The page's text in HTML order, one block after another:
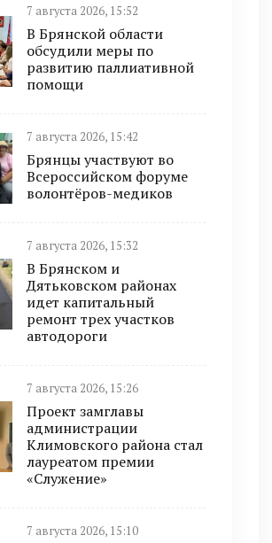
7 августа 2026, 15:52
В Брянской области
обсудили меры по
развитию паллиативной
помощи
7 августа 2026, 15:42
Брянцы участвуют во
Всероссийском форуме
волонтёров-медиков
7 августа 2026, 15:32
В Брянском и
Дятьковском районах
идет капитальный
ремонт трех участков
автодороги
7 августа 2026, 15:26
Проект замглавы
администрации
Климовского района стал
лауреатом премии
«Служение»
7 августа 2026, 15:10